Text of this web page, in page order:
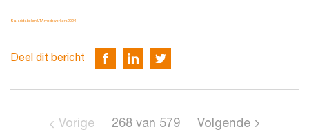
Salaristabellen UTA medewerkers 2024
Deel dit bericht
Vorige 268 van 579 Volgende